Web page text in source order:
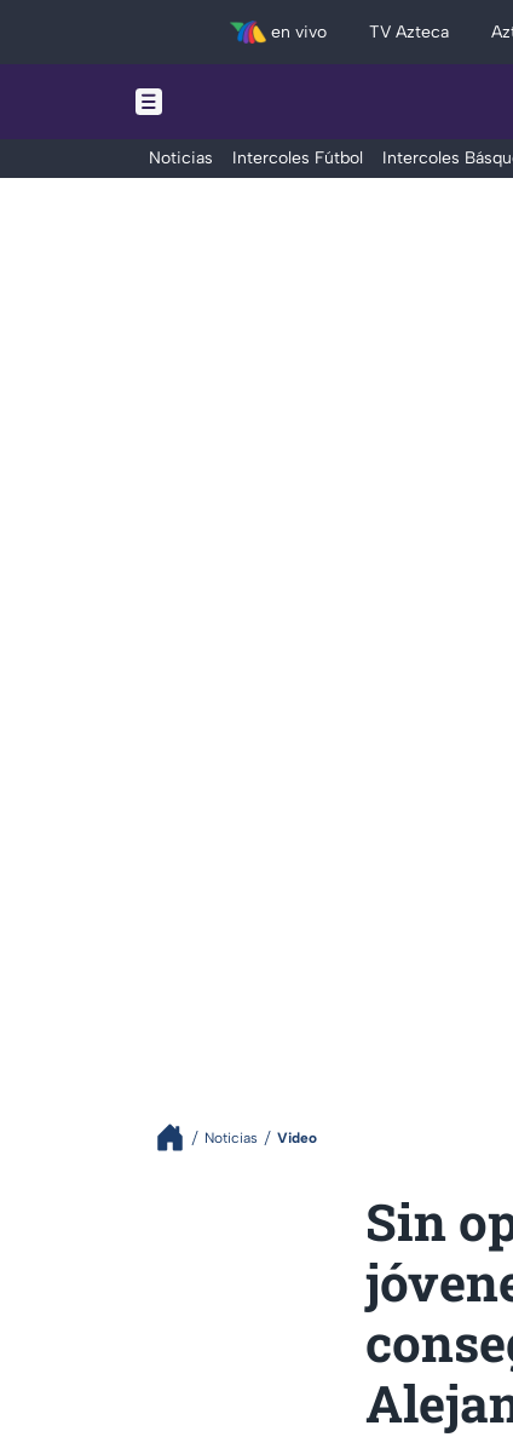
en vivo TV Azteca
Noticias Intercoles Fútbol Intercoles
Noticias Video
Sin